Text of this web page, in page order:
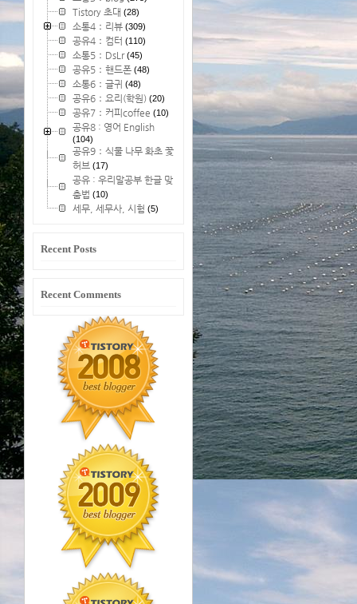
Tistory 초대 (28)
소통4：리뷰 (309)
공유4：컴터 (110)
소통5：DsLr(45)
공유5：핸드폰 (48)
소통6：글귀 (48)
공유6：요리(학원) (20)
공유7：커피coffee (10)
공유8 : 영어 English
(104)
공유9：식물 나무 화초 꽃
허브 (17)
공유 : 우리말공부 한글 맞
춤법 (10)
세무, 세무사, 시험 (5)
Recent Posts
Recent Comments